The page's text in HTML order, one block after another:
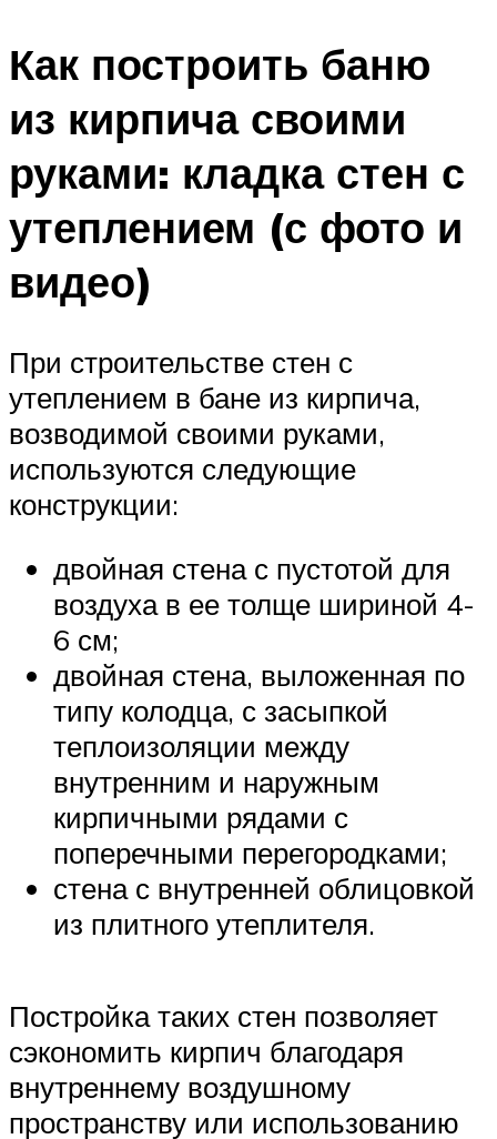
Как построить баню
из кирпича своими
руками: кладка стен с
утеплением (с фото и
видео)
При строительстве стен с
утеплением в бане из кирпича,
возводимой своими руками,
используются следующие
конструкции:
двойная стена с пустотой для
воздуха в ее толще шириной 4-
6 см;
двойная стена, выложенная по
типу колодца, с засыпкой
теплоизоляции между
внутренним и наружным
кирпичными рядами с
поперечными перегородками;
стена с внутренней облицовкой
из плитного утеплителя.
Постройка таких стен позволяет
сэкономить кирпич благодаря
внутреннему воздушному
пространству или использованию